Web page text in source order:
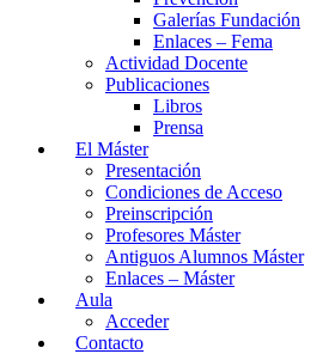
Galerías Fundación
Enlaces – Fema
Actividad Docente
Publicaciones
Libros
Prensa
El Máster
Presentación
Condiciones de Acceso
Preinscripción
Profesores Máster
Antiguos Alumnos Máster
Enlaces – Máster
Aula
Acceder
Contacto